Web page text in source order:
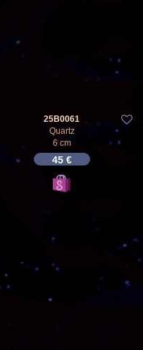
25B0061
Quartz
6 cm
45 €